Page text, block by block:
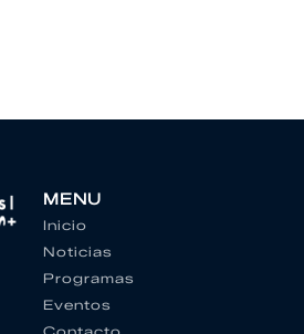
MENU
Inicio
Noticias
Programas
Eventos